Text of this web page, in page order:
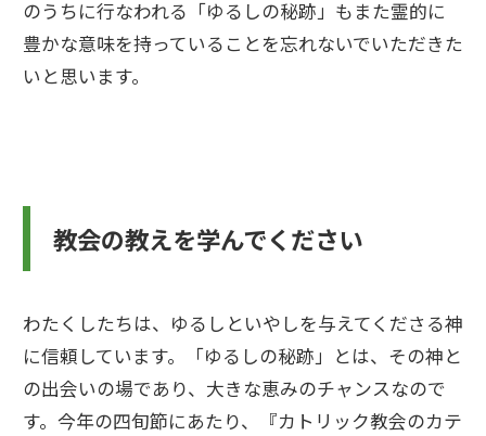
のうちに行なわれる「ゆるしの秘跡」もまた霊的に
豊かな意味を持っていることを忘れないでいただきた
いと思います。
教会の教えを学んでください
わたくしたちは、ゆるしといやしを与えてくださる神
に信頼しています。「ゆるしの秘跡」とは、その神と
の出会いの場であり、大きな恵みのチャンスなので
す。今年の四旬節にあたり、『カトリック教会のカテ